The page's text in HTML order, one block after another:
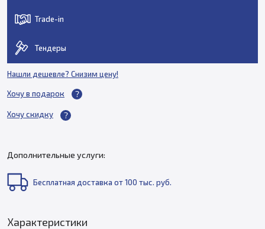
Trade-in
Тендеры
Нашли дешевле? Снизим цену!
Хочу в подарок
Хочу скидку
Дополнительные услуги:
Бесплатная доставка от 100 тыс. руб.
Характеристики